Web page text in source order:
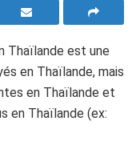
Thaïlande est une
en Thaïlande, mais
en Thaïlande et
en Thaïlande (ex: